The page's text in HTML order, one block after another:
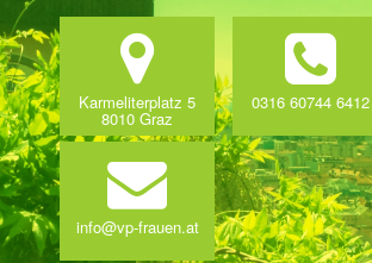
Karmeliterplatz 5
8010 Graz
0316 60744 6412
info@vp-frauen.at